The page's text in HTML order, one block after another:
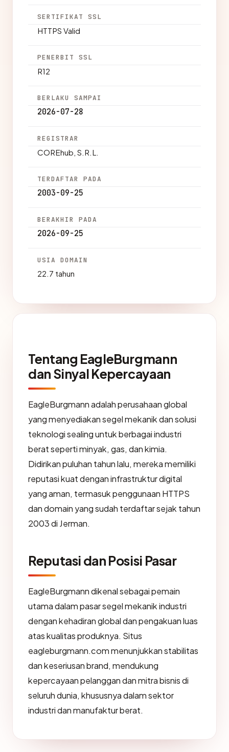
SERTIFIKAT SSL
HTTPS Valid
PENERBIT SSL
R12
BERLAKU SAMPAI
2026-07-28
REGISTRAR
COREhub, S.R.L.
TERDAFTAR PADA
2003-09-25
BERAKHIR PADA
2026-09-25
USIA DOMAIN
22.7 tahun
Tentang EagleBurgmann
dan Sinyal Kepercayaan
EagleBurgmann adalah perusahaan global
yang menyediakan segel mekanik dan solusi
teknologi sealing untuk berbagai industri
berat seperti minyak, gas, dan kimia.
Didirikan puluhan tahun lalu, mereka memiliki
reputasi kuat dengan infrastruktur digital
yang aman, termasuk penggunaan HTTPS
dan domain yang sudah terdaftar sejak tahun
2003 di Jerman.
Reputasi dan Posisi Pasar
EagleBurgmann dikenal sebagai pemain
utama dalam pasar segel mekanik industri
dengan kehadiran global dan pengakuan luas
atas kualitas produknya. Situs
eagleburgmann.com menunjukkan stabilitas
dan keseriusan brand, mendukung
kepercayaan pelanggan dan mitra bisnis di
seluruh dunia, khususnya dalam sektor
industri dan manufaktur berat.